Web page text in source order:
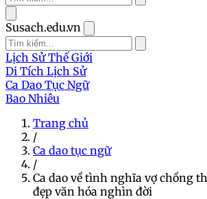
Susach.edu.vn
Lịch Sử Thế Giới
Di Tích Lịch Sử
Ca Dao Tục Ngữ
Bao Nhiêu
Trang chủ
/
Ca dao tục ngữ
/
Ca dao về tình nghĩa vợ chồng
đẹp văn hóa nghìn đời